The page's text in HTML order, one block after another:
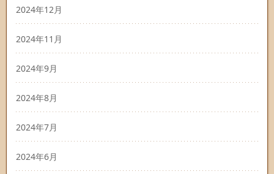
2024年12月
2024年11月
2024年9月
2024年8月
2024年7月
2024年6月